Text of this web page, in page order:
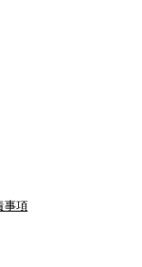
事項